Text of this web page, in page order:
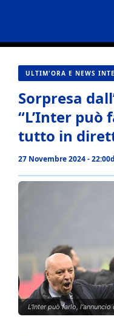
contenuto
ULTIM'ORA E NEWS
Sorpresa
“L’Inter può
tutto in
27 Novembre 2024 - 22:00
L'Inter può farlo,